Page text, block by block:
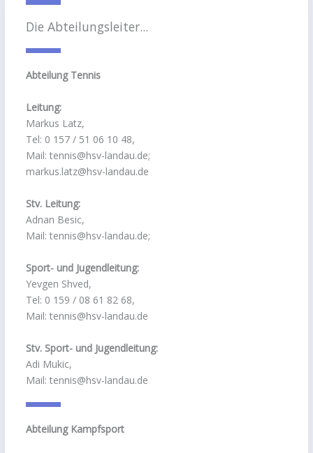
Die Abteilungsleiter...
Abteilung Tennis
Leitung:
Markus Latz,
Tel: 0 157 / 51 06 10 48,
Mail: tennis@hsv-landau.de;
markus.latz@hsv-landau.de
Stv. Leitung:
Adnan Besic,
Mail: tennis@hsv-landau.de;
Sport- und Jugendleitung:
Yevgen Shved,
Tel: 0 159 / 08 61 82 68,
Mail: tennis@hsv-landau.de
Stv. Sport- und Jugendleitung:
Adi Mukic,
Mail: tennis@hsv-landau.de
Abteilung Kampfsport